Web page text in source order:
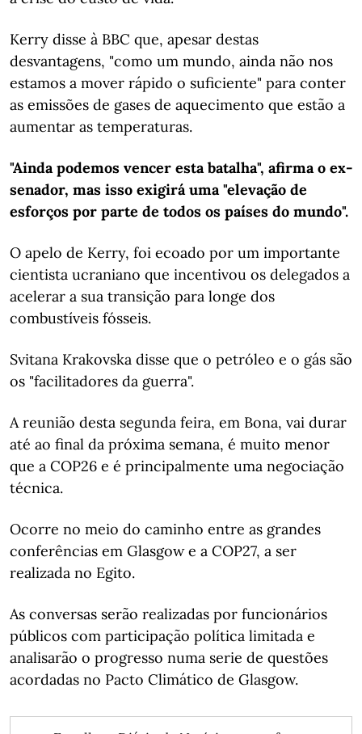
Kerry disse à BBC que, apesar destas
desvantagens, "como um mundo, ainda não nos
estamos a mover rápido o suficiente" para conter
as emissões de gases de aquecimento que estão a
aumentar as temperaturas.
"Ainda podemos vencer esta batalha", afirma o ex-
senador, mas isso exigirá uma "elevação de
esforços por parte de todos os países do mundo".
O apelo de Kerry, foi ecoado por um importante
cientista ucraniano que incentivou os delegados a
acelerar a sua transição para longe dos
combustíveis fósseis.
Svitana Krakovska disse que o petróleo e o gás são
os "facilitadores da guerra".
A reunião desta segunda feira, em Bona, vai durar
até ao final da próxima semana, é muito menor
que a COP26 e é principalmente uma negociação
técnica.
Ocorre no meio do caminho entre as grandes
conferências em Glasgow e a COP27, a ser
realizada no Egito.
As conversas serão realizadas por funcionários
públicos com participação política limitada e
analisarão o progresso numa serie de questões
acordadas no Pacto Climático de Glasgow.